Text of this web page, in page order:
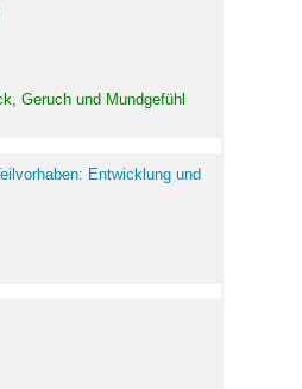
Geruch und Mundgefühl
Entwicklung und